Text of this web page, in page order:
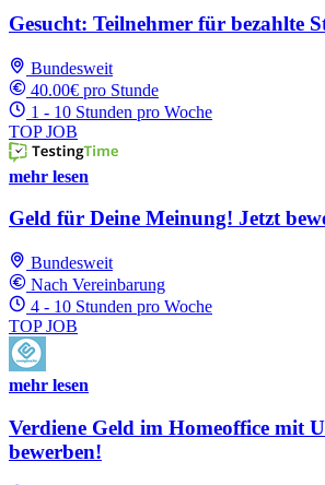
Gesucht: Teilnehmer für bezahlte
Bundesweit
40.00€ pro Stunde
1 - 10 Stunden pro Woche
TOP JOB
mehr lesen
Geld für Deine Meinung! Jetzt
Bundesweit
Nach Vereinbarung
4 - 10 Stunden pro Woche
TOP JOB
mehr lesen
Verdiene Geld im Homeoffice mit
bewerben!